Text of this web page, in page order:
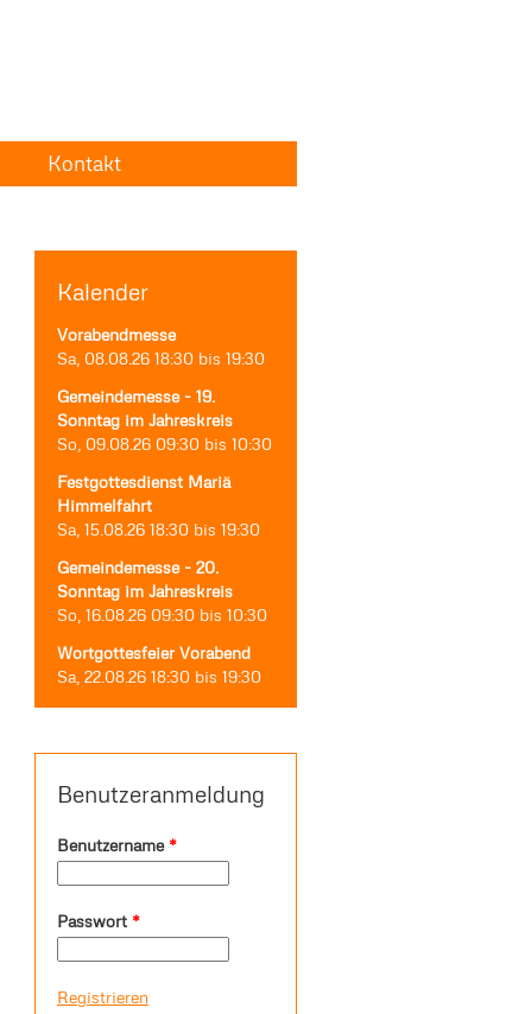
Kontakt
Kalender
Vorabendmesse
Sa, 08.08.26 18:30 bis 19:30
Gemeindemesse - 19.
Sonntag im Jahreskreis
So, 09.08.26 09:30 bis 10:30
Festgottesdienst Mariä
Himmelfahrt
Sa, 15.08.26 18:30 bis 19:30
Gemeindemesse - 20.
Sonntag im Jahreskreis
So, 16.08.26 09:30 bis 10:30
Wortgottesfeier Vorabend
Sa, 22.08.26 18:30 bis 19:30
Benutzeranmeldung
Benutzername *
Passwort *
Registrieren